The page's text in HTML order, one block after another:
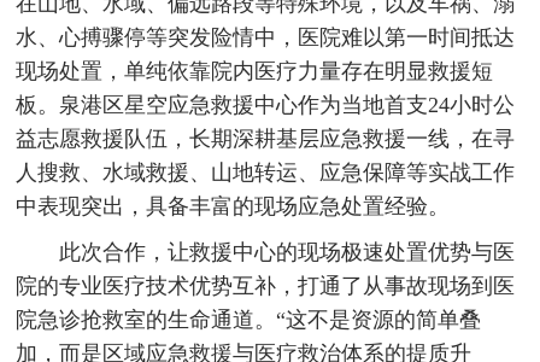
水、心搏骤停等突发险情中，医院难以第一时间抵达
现场处置，单纯依靠院内医疗力量存在明显救援短
板。泉港区星空应急救援中心作为当地首支24小时公
益志愿救援队伍，长期深耕基层应急救援一线，在寻
人搜救、水域救援、山地转运、应急保障等实战工作
中表现突出，具备丰富的现场应急处置经验。
此次合作，让救援中心的现场极速处置优势与医
院的专业医疗技术优势互补，打通了从事故现场到医
院急诊抢救室的生命通道。“这不是资源的简单叠
加，而是区域应急救援与医疗救治体系的提质升